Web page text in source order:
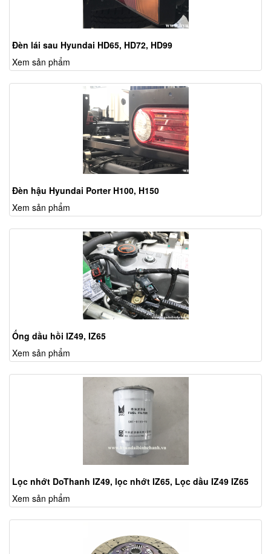
Đèn lái sau Hyundai HD65, HD72, HD99
Xem sản phẩm
Đèn hậu Hyundai Porter H100, H150
Xem sản phẩm
Ống dầu hồi IZ49, IZ65
Xem sản phẩm
Lọc nhớt DoThanh IZ49, lọc nhớt IZ65, Lọc dầu IZ49 IZ65
Xem sản phẩm